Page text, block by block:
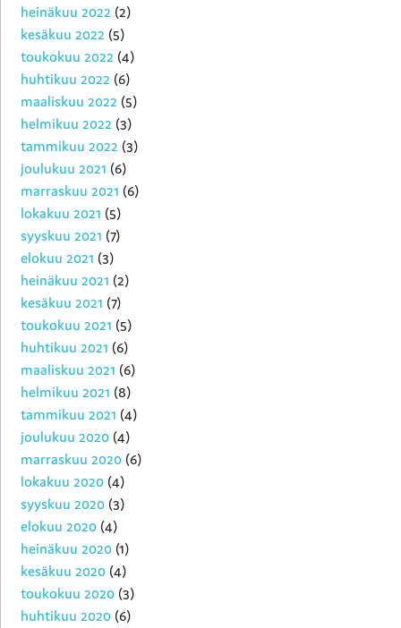
heinäkuu 2022 (2)
kesäkuu 2022 (5)
toukokuu 2022 (4)
huhtikuu 2022 (6)
maaliskuu 2022 (5)
helmikuu 2022 (3)
tammikuu 2022 (3)
joulukuu 2021 (6)
marraskuu 2021 (6)
lokakuu 2021 (5)
syyskuu 2021 (7)
elokuu 2021 (3)
heinäkuu 2021 (2)
kesäkuu 2021 (7)
toukokuu 2021 (5)
huhtikuu 2021 (6)
maaliskuu 2021 (6)
helmikuu 2021 (8)
tammikuu 2021 (4)
joulukuu 2020 (4)
marraskuu 2020 (6)
lokakuu 2020 (4)
syyskuu 2020 (3)
elokuu 2020 (4)
heinäkuu 2020 (1)
kesäkuu 2020 (4)
toukokuu 2020 (3)
huhtikuu 2020 (6)